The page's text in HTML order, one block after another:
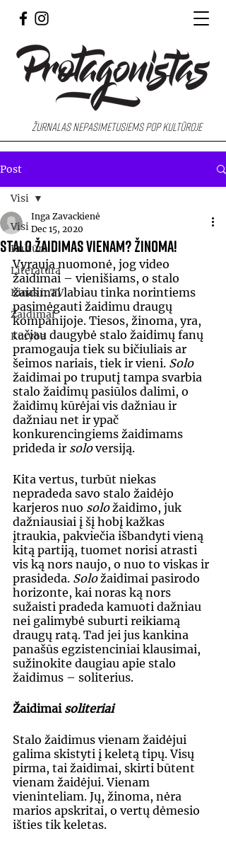
Žurnalas nepasimetusiems pop kultūroje
Post
Visi
Kultūra
Literatūra
Kinas ir TV
Žaidimai
Kūryba
Visi
Stalo žaidimas vienam? Žinoma!
Inga Zavackienė
Dec 15, 2020
Vyrauja nuomonė, jog video
žaidimai – vienišiams, o stalo
žaidimai labiau tinka norintiems
pasimėgauti žaidimu draugų
kompanijoje. Tiesos, žinoma, yra,
tačiau daugybė stalo žaidimų fanų
pramogauja tiek su bičiuliais ar
šeimos nariais, tiek ir vieni. Solo
žaidimai po truputį tampa svarbia
stalo žaidimų pasiūlos dalimi, o
žaidimų kūrėjai vis dažniau ir
dažniau net ir ypač
konkurencingiems žaidimams
prideda ir solo versiją.
Kita vertus, turbūt niekas
nepradeda savo stalo žaidėjo
karjeros nuo solo žaidimo, juk
dažniausiai į šį hobį kažkas
įtraukia, pakviečia išbandyti vieną
kitą partiją, tuomet norisi atrasti
vis ką nors naujo, o nuo to viskas ir
prasideda. Solo žaidimai pasirodo
horizonte, kai noras ką nors
sužaisti pradeda kamuoti dažniau
nei galimybė suburti reikiamą
draugų ratą. Tad jei jus kankina
panašūs egzistenciniai klausimai,
sužinokite daugiau apie stalo
žaidimus – soliterius.
Žaidimai soliteriai
Stalo žaidimus vienam žaidėjui
galima skistyti į keletą tipų. Visų
pirma, tai žaidimai, skirti būtent
vienam žaidėjui. Vienam
vieninteliam. Jų, žinoma, nėra
marios apskritai, o vertų dėmesio
išties tik keletas.